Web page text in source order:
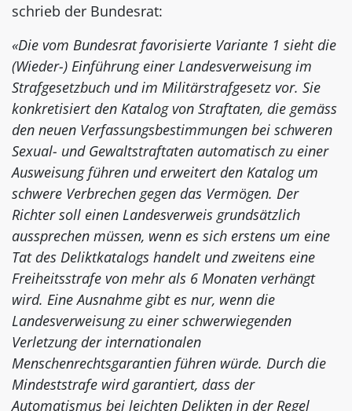
schrieb der Bundesrat:
«Die vom Bundesrat favorisierte Variante 1 sieht die
(Wieder-) Einführung einer Landesverweisung im
Strafgesetzbuch und im Militärstrafgesetz vor. Sie
konkretisiert den Katalog von Straftaten, die gemäss
den neuen Verfassungsbestimmungen bei schweren
Sexual- und Gewaltstraftaten automatisch zu einer
Ausweisung führen und erweitert den Katalog um
schwere Verbrechen gegen das Vermögen. Der
Richter soll einen Landesverweis grundsätzlich
aussprechen müssen, wenn es sich erstens um eine
Tat des Deliktkatalogs handelt und zweitens eine
Freiheitsstrafe von mehr als 6 Monaten verhängt
wird. Eine Ausnahme gibt es nur, wenn die
Landesverweisung zu einer schwerwiegenden
Verletzung der internationalen
Menschenrechtsgarantien führen würde. Durch die
Mindeststrafe wird garantiert, dass der
Automatismus bei leichten Delikten in der Regel